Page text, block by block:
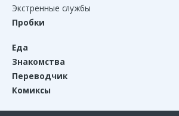
Экстренные службы
Пробки
Еда
Знакомства
Переводчик
Комиксы